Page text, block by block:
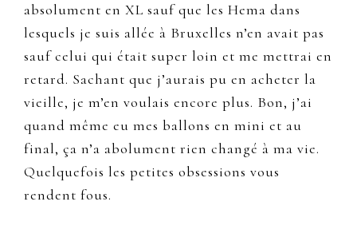
absolument en XL sauf que les Hema dans
lesquels je suis allée à Bruxelles n’en avait pas
sauf celui qui était super loin et me mettrai en
retard. Sachant que j’aurais pu en acheter la
vieille, je m’en voulais encore plus. Bon, j’ai
quand même eu mes ballons en mini et au
final, ça n’a abolument rien changé à ma vie.
Quelquefois les petites obsessions vous
rendent fous.